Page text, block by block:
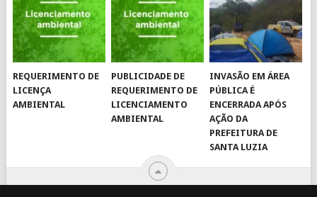
REQUERIMENTO DE
LICENÇA
AMBIENTAL
PUBLICIDADE DE
REQUERIMENTO DE
LICENCIAMENTO
AMBIENTAL
INVASÃO EM ÁREA
PÚBLICA É
ENCERRADA APÓS
AÇÃO DA
PREFEITURA DE
SANTA LUZIA